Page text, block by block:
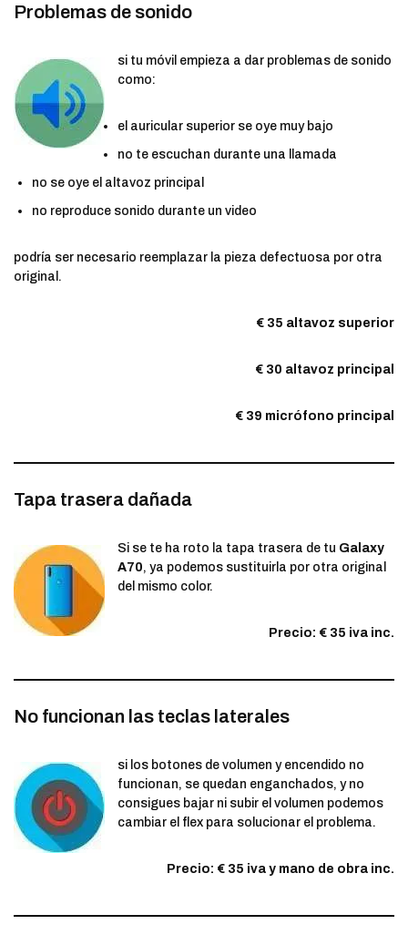
Problemas de sonido
si tu móvil empieza a dar problemas de sonido
como:
el auricular superior se oye muy bajo
no te escuchan durante una llamada
no se oye el altavoz principal
no reproduce sonido durante un video
podría ser necesario reemplazar la pieza defectuosa por otra
original.
€ 35 altavoz superior
€ 30 altavoz principal
€ 39 micrófono principal
Tapa trasera dañada
Si se te ha roto la tapa trasera de tu Galaxy
A70, ya podemos sustituirla por otra original
del mismo color.
Precio: € 35 iva inc.
No funcionan las teclas laterales
si los botones de volumen y encendido no
funcionan, se quedan enganchados, y no
consigues bajar ni subir el volumen podemos
cambiar el flex para solucionar el problema.
Precio: € 35 iva y mano de obra inc.